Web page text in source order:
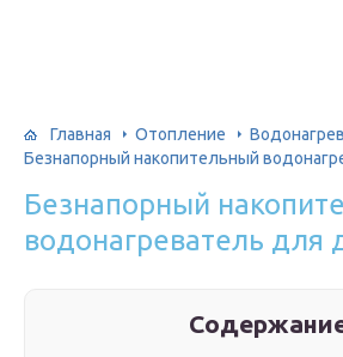
Главная Отопление
Безнапорный накопительный
Безнапорный
водонагреватель для